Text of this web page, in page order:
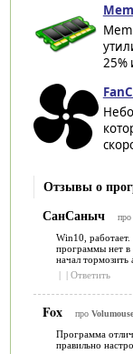
25%
Отзывы о
СанСаныч
про
Win10,
программы нет в
начал
Ответить
Fox про
Программа
правильно